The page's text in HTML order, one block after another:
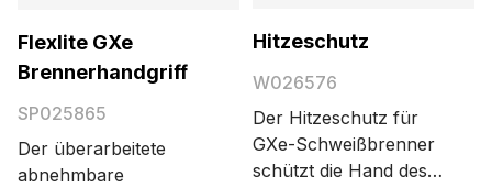
Flexlite GXe
Brennerhandgriff
SP025865
Der überarbeitete
abnehmbare
Hitzeschutz
W026576
Der Hitzeschutz für
GXe-Schweißbrenner
schützt die Hand des